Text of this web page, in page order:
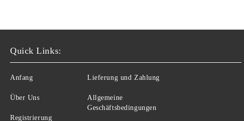
Quick Links:
Anfang
Über Uns
Registrierung
Lieferung und Zahlung
Allgemeine
Geschäftsbedingungen